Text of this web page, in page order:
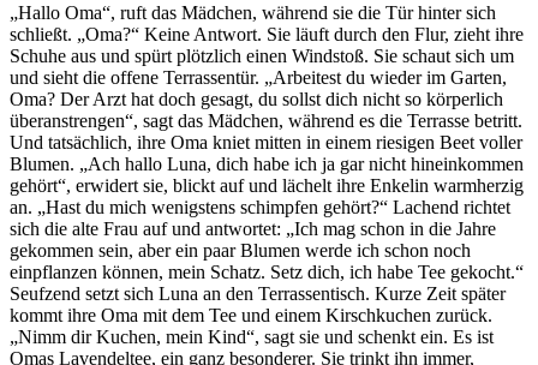
„Hallo Oma“, ruft das Mädchen, während sie die Tür hinter sich
schließt. „Oma?“ Keine Antwort. Sie läuft durch den Flur, zieht ihre
Schuhe aus und spürt plötzlich einen Windstoß. Sie schaut sich um
und sieht die offene Terrassentür. „Arbeitest du wieder im Garten,
Oma? Der Arzt hat doch gesagt, du sollst dich nicht so körperlich
überanstrengen“, sagt das Mädchen, während es die Terrasse betritt.
Und tatsächlich, ihre Oma kniet mitten in einem riesigen Beet voller
Blumen. „Ach hallo Luna, dich habe ich ja gar nicht hineinkommen
gehört“, erwidert sie, blickt auf und lächelt ihre Enkelin warmherzig
an. „Hast du mich wenigstens schimpfen gehört?“ Lachend richtet
sich die alte Frau auf und antwortet: „Ich mag schon in die Jahre
gekommen sein, aber ein paar Blumen werde ich schon noch
einpflanzen können, mein Schatz. Setz dich, ich habe Tee gekocht.“
Seufzend setzt sich Luna an den Terrassentisch. Kurze Zeit später
kommt ihre Oma mit dem Tee und einem Kirschkuchen zurück.
„Nimm dir Kuchen, mein Kind“, sagt sie und schenkt ein. Es ist
Omas Lavendeltee, ein ganz besonderer. Sie trinkt ihn immer,